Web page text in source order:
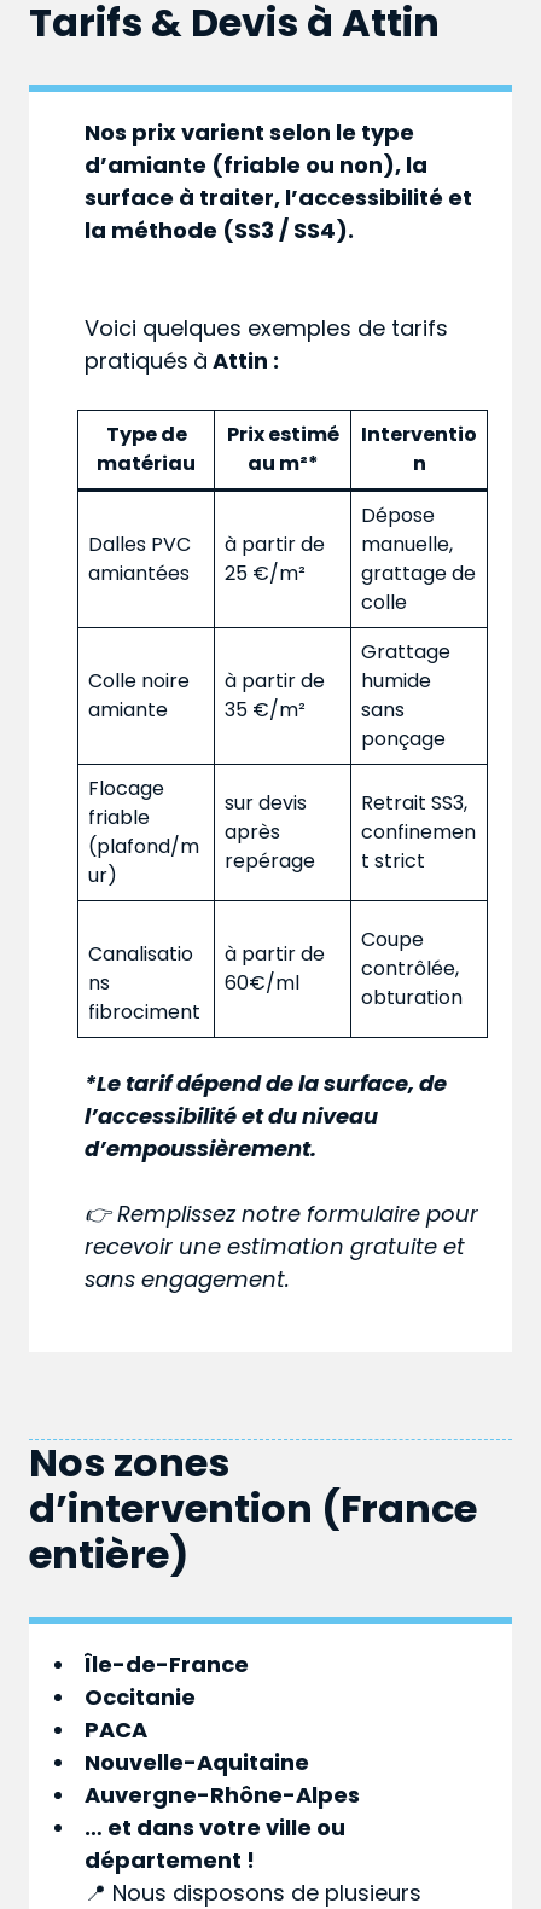
Tarifs & Devis à Attin
Nos prix varient selon le type
d’amiante (friable ou non), la
surface à traiter, l’accessibilité et
la méthode (SS3 / SS4).
Voici quelques exemples de tarifs
pratiqués à Attin :
Type de
matériau
Prix estimé
au m²*
Interventio
n
Dalles PVC
amiantées
à partir de
25 €/m²
Dépose
manuelle,
grattage de
colle
Colle noire
amiante
à partir de
35 €/m²
Grattage
humide
sans
ponçage
Flocage
friable
(plafond/m
ur)
sur devis
après
repérage
Retrait SS3,
confinemen
t strict
Canalisatio
ns
fibrociment
à partir de
60€/ml
Coupe
contrôlée,
obturation
*Le tarif dépend de la surface, de
l’accessibilité et du niveau
d’empoussièrement.
👉 Remplissez notre formulaire pour
recevoir une estimation gratuite et
sans engagement.
Nos zones
d’intervention (France
entière)
Île-de-France
Occitanie
PACA
Nouvelle-Aquitaine
Auvergne-Rhône-Alpes
… et dans votreville ou
département !
📍 Nous disposons de plusieurs